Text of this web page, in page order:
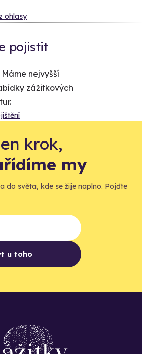
ohlasy
pojistit
nejvyšší
zážitkových
krok,
my
do světa, kde se žije naplno. Pojďte
u toho